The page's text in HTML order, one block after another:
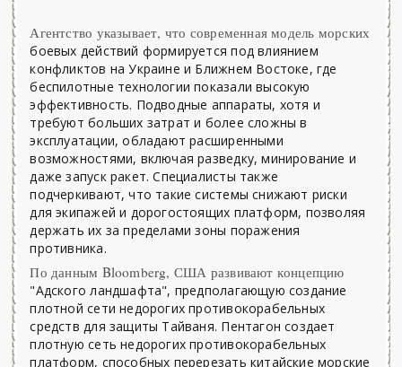
Агентство указывает, что современная модель морских
боевых действий формируется под влиянием
конфликтов на Украине и Ближнем Востоке, где
беспилотные технологии показали высокую
эффективность. Подводные аппараты, хотя и
требуют больших затрат и более сложны в
эксплуатации, обладают расширенными
возможностями, включая разведку, минирование и
даже запуск ракет. Специалисты также
подчеркивают, что такие системы снижают риски
для экипажей и дорогостоящих платформ, позволяя
держать их за пределами зоны поражения
противника.
По данным Bloomberg, США развивают концепцию
"Адского ландшафта", предполагающую создание
плотной сети недорогих противокорабельных
средств для защиты Тайваня. Пентагон создает
плотную сеть недорогих противокорабельных
платформ, способных перерезать китайские морские